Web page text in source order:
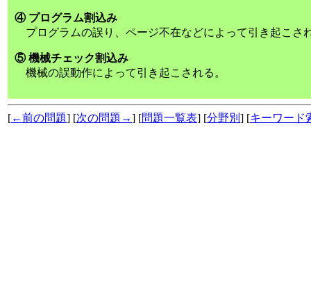
④ プログラム割込み
プログラムの誤り、ページ不在などによって引き起こさ
⑤ 機械チェック割込み
機械の誤動作によって引き起こされる。
[←前の問題] [次の問題→] [問題一覧表] [分野別 ] [キーワード